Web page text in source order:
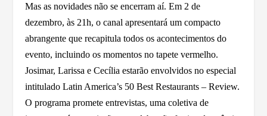
Mas as novidades não se encerram aí. Em 2 de
dezembro, às 21h, o canal apresentará um compacto
abrangente que recapitula todos os acontecimentos do
evento, incluindo os momentos no tapete vermelho.
Josimar, Larissa e Cecília estarão envolvidos no especial
intitulado Latin America’s 50 Best Restaurants – Review.
O programa promete entrevistas, uma coletiva de